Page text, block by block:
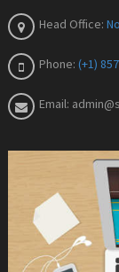
Head Office:
Phone: (+1)
Email: